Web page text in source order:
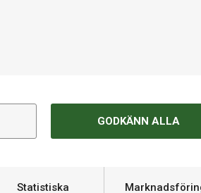
GODKÄNN ALLA
Statistiska
Dartmatta
699 kr